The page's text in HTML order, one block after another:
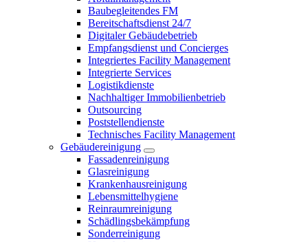
Baubegleitendes FM
Bereitschaftsdienst 24/7
Digitaler Gebäudebetrieb
Empfangsdienst und Concierges
Integriertes Facility Management
Integrierte Services
Logistikdienste
Nachhaltiger Immobilienbetrieb
Outsourcing
Poststellendienste
Technisches Facility Management
Gebäudereinigung
Fassadenreinigung
Glasreinigung
Krankenhausreinigung
Lebensmittelhygiene
Reinraumreinigung
Schädlingsbekämpfung
Sonderreinigung